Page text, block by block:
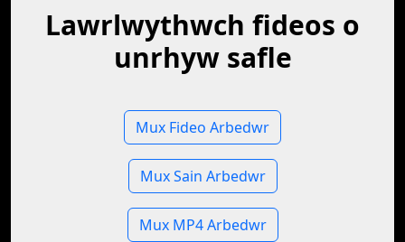
Lawrlwythwch fideos o
unrhyw safle
Mux Fideo Arbedwr
Mux Sain Arbedwr
Mux MP4 Arbedwr